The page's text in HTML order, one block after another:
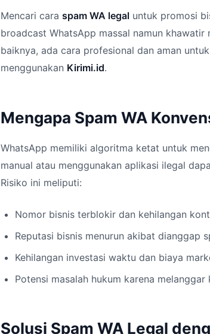
Mencari cara spam WA legal untuk promosi
broadcast WhatsApp massal namun
baiknya, ada cara profesional dan aman
menggunakan Kirimi.id.
Mengapa Spam WA
WhatsApp memiliki algoritma ketat untuk
manual atau menggunakan aplikasi ilegal
Risiko ini meliputi:
Nomor bisnis terblokir dan kehilangan
Reputasi bisnis menurun akibat dianggap
Kehilangan investasi waktu dan biaya
Potensi masalah hukum karena
Solusi Spam WA Legal